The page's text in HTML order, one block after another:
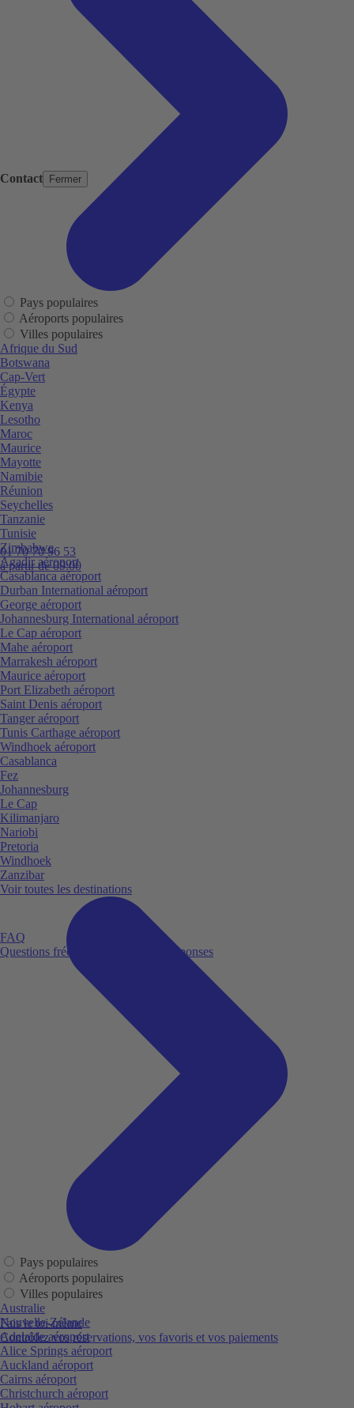
Contact Fermer
01 70 70 96 53
à partir de 09:00
FAQ
Questions fréquemment posées et réponses
Fais le toi-même
Contrôlez vos réservations, vos favoris et vos paiements
Pays populaires
Aéroports populaires
Villes populaires
Afrique du Sud
Botswana
Cap-Vert
Égypte
Kenya
Lesotho
Maroc
Maurice
Mayotte
Namibie
Réunion
Seychelles
Tanzanie
Tunisie
Zimbabwe
Agadir aéroport
Casablanca aéroport
Durban International aéroport
George aéroport
Johannesburg International aéroport
Le Cap aéroport
Mahe aéroport
Marrakesh aéroport
Maurice aéroport
Port Elizabeth aéroport
Saint Denis aéroport
Tanger aéroport
Tunis Carthage aéroport
Windhoek aéroport
Casablanca
Fez
Johannesburg
Le Cap
Kilimanjaro
Nariobi
Pretoria
Windhoek
Zanzibar
Voir toutes les destinations
Pays populaires
Aéroports populaires
Villes populaires
Australie
Nouvelle-Zélande
Adelaide aéroport
Alice Springs aéroport
Auckland aéroport
Cairns aéroport
Christchurch aéroport